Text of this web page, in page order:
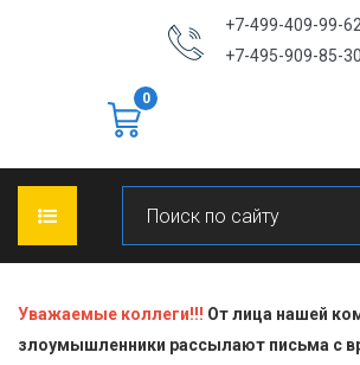
+7-499-409-99-62
+7-495-909-85-30
0
О КОМПАНИИ
Уважаемые коллеги!!! От лица нашей
злоумышленники рассылают письма с